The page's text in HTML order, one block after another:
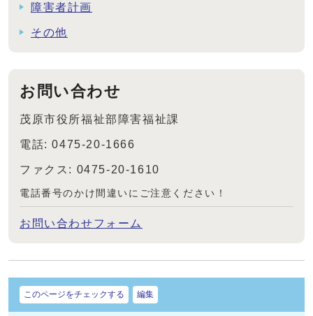
障害者計画
その他
お問い合わせ
茂原市役所福祉部障害福祉課
電話: 0475-20-1666
ファクス: 0475-20-1610
電話番号のかけ間違いにご注意ください！
お問い合わせフォーム
このページをチェックする 編集